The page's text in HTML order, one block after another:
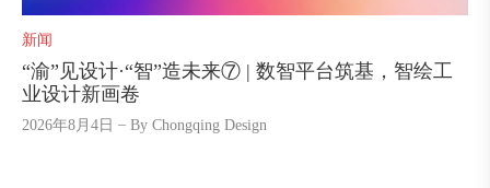
新闻
“渝”见设计·“智”造未来⑦ | 数智平台筑基，智绘工
业设计新画卷
2026年8月4日 ByChongqing Design